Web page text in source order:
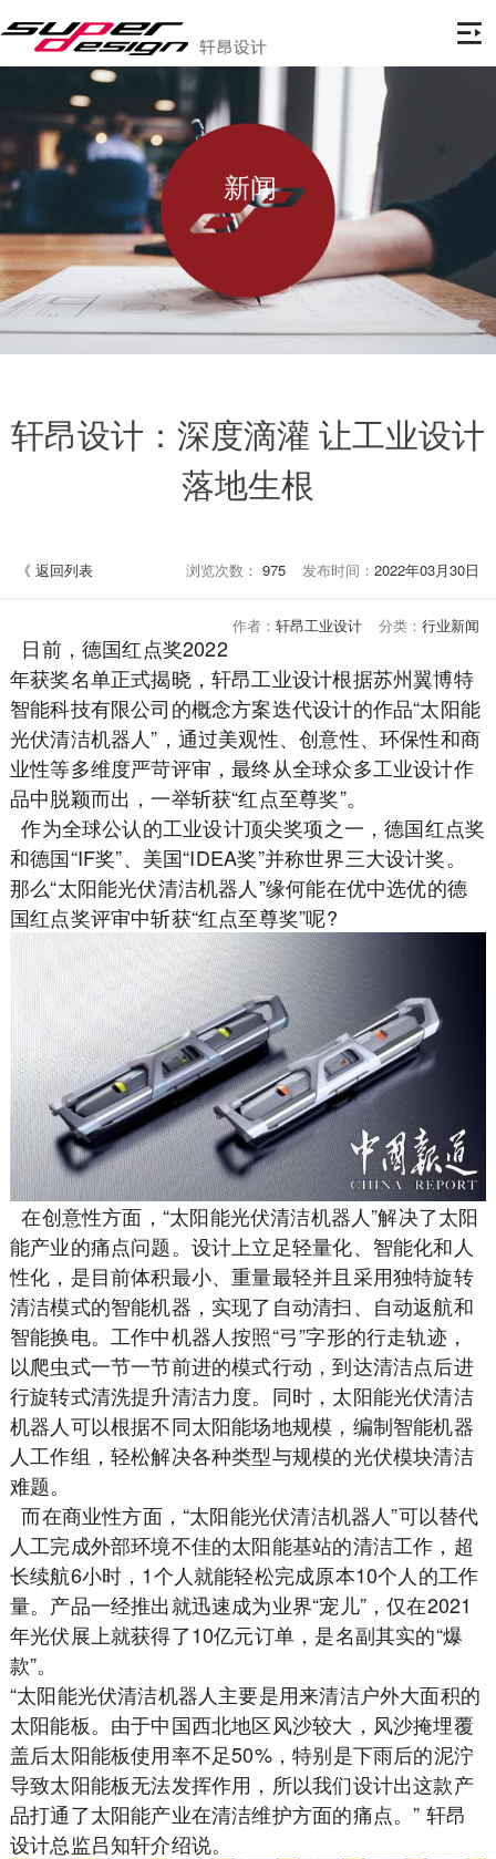
新闻
轩昂设计：深度滴灌 让工业设计
落地生根
《 返回列表 发布时间： 2022年03月30日
浏览次数： 975
分类： 行业新闻
作者： 轩昂工业设计
日前，德国红点奖2022
年获奖名单正式揭晓，轩昂工业设计根据苏州翼博特
智能科技有限公司的概念方案迭代设计的作品“太阳能
光伏清洁机器人”，通过美观性、创意性、环保性和商
业性等多维度严苛评审，最终从全球众多工业设计作
品中脱颖而出，一举斩获“红点至尊奖”。
作为全球公认的工业设计顶尖奖项之一，德国红点奖
和德国“IF奖”、美国“IDEA奖”并称世界三大设计奖。
那么“太阳能光伏清洁机器人”缘何能在优中选优的德
国红点奖评审中斩获“红点至尊奖”呢?
在创意性方面，“太阳能光伏清洁机器人”解决了太阳
能产业的痛点问题。设计上立足轻量化、智能化和人
性化，是目前体积最小、重量最轻并且采用独特旋转
清洁模式的智能机器，实现了自动清扫、自动返航和
智能换电。工作中机器人按照“弓”字形的行走轨迹，
以爬虫式一节一节前进的模式行动，到达清洁点后进
行旋转式清洗提升清洁力度。同时，太阳能光伏清洁
机器人可以根据不同太阳能场地规模，编制智能机器
人工作组，轻松解决各种类型与规模的光伏模块清洁
难题。
而在商业性方面，“太阳能光伏清洁机器人”可以替代
人工完成外部环境不佳的太阳能基站的清洁工作，超
长续航6小时，1个人就能轻松完成原本10个人的工作
量。产品一经推出就迅速成为业界“宠儿”，仅在2021
年光伏展上就获得了10亿元订单，是名副其实的“爆
款”。
“太阳能光伏清洁机器人主要是用来清洁户外大面积的
太阳能板。由于中国西北地区风沙较大，风沙掩埋覆
盖后太阳能板使用率不足50%，特别是下雨后的泥泞
导致太阳能板无法发挥作用，所以我们设计出这款产
品打通了太阳能产业在清洁维护方面的痛点。” 轩昂
设计总监吕知轩介绍说。